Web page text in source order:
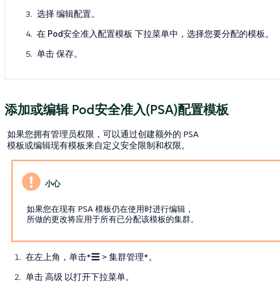
选择 编辑配置。
在 Pod安全准入配置模板 下拉菜单中，选择您要分配的模板。
单击保存。
添加或编辑 Pod安全准入(PSA)配置模板
如果您拥有管理员权限，可以通过创建额外的 PSA
模板或编辑现有模板来自定义安全限制和权限。
如果您在现有 PSA 模板仍在使用时进行编辑，
所做的更改将应用于所有已分配该模板的集群。
在左上角，单击*☰ > 集群管理*。
单击高级 以打开下拉菜单。